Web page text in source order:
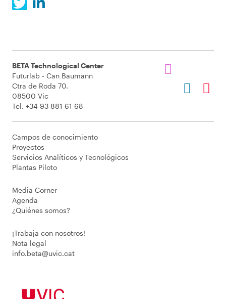
BETA Technological Center
Futurlab - Can Baumann
Ctra de Roda 70.
08500 Vic
Tel. +34 93 881 61 68
Campos de conocimiento
Proyectos
Servicios Analíticos y Tecnológicos
Plantas Piloto
Media Corner
Agenda
¿Quiénes somos?
¡Trabaja con nosotros!
Nota legal
info.beta@uvic.cat